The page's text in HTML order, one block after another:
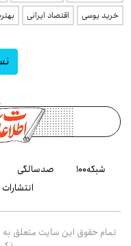
خرید یوسی
اقتصاد ایرانی
شبکه۱۰۰ صدسالگی
انتشارات
تمام حقوق این سایت متعلق به